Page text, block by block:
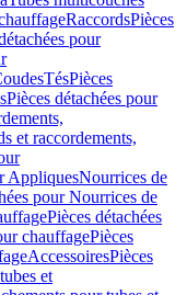
RaccordsPièces
pour
TésPièces
Pièces détachées pour
et raccordements,
AppliquesNourrices de
pour Nourrices de
Pièces détachées
chauffagePièces
AccessoiresPièces
et